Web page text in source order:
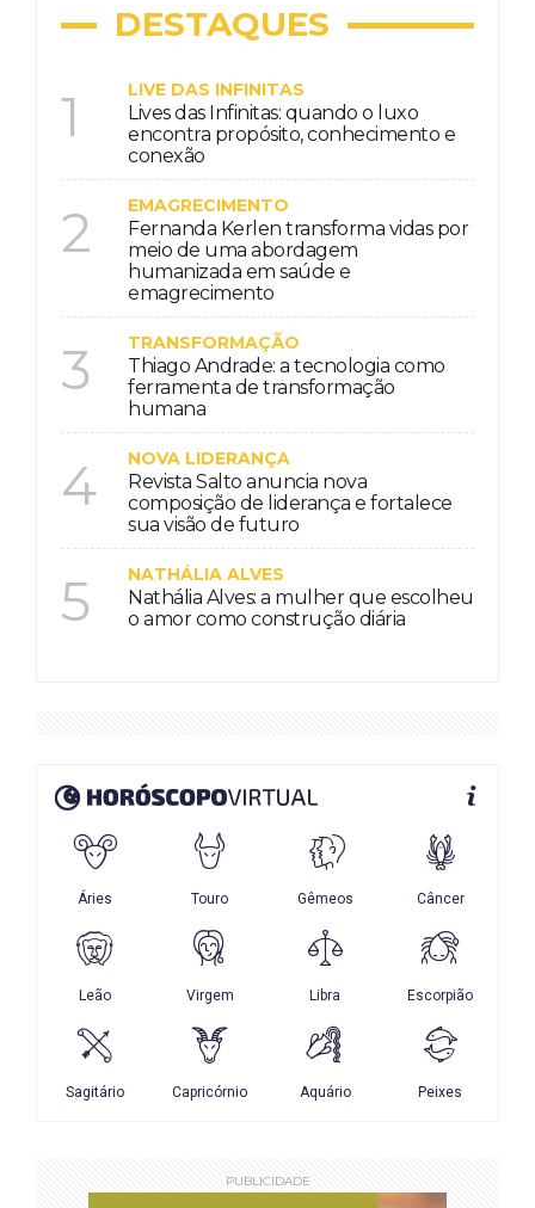
DESTAQUES
1 LIVE DAS INFINITAS
Lives das Infinitas: quando o luxo
encontra propósito, conhecimento e
conexão
2 EMAGRECIMENTO
Fernanda Kerlen transforma vidas por
meio de uma abordagem
humanizada em saúde e
emagrecimento
3 TRANSFORMAÇÃO
Thiago Andrade: a tecnologia como
ferramenta de transformação
humana
4 NOVA LIDERANÇA
Revista Salto anuncia nova
composição de liderança e fortalece
sua visão de futuro
5 NATHÁLIA ALVES
Nathália Alves: a mulher que escolheu
o amor como construção diária
PUBLICIDADE